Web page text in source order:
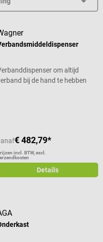
om altijd
bij de hand te hebben
€ 482,79*
incl. BTW, excl.
Details